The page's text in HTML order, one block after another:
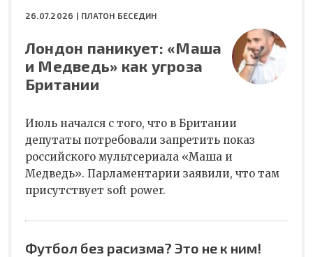
26.07.2026 | ПЛАТОН БЕСЕДИН
Лондон паникует: «Маша
и Медведь» как угроза
Британии
Июль начался с того, что в Британии
депутаты потребовали запретить показ
российского мультсериала «Маша и
Медведь». Парламентарии заявили, что там
присутствует soft power.
Футбол без расизма? Это не к ним!